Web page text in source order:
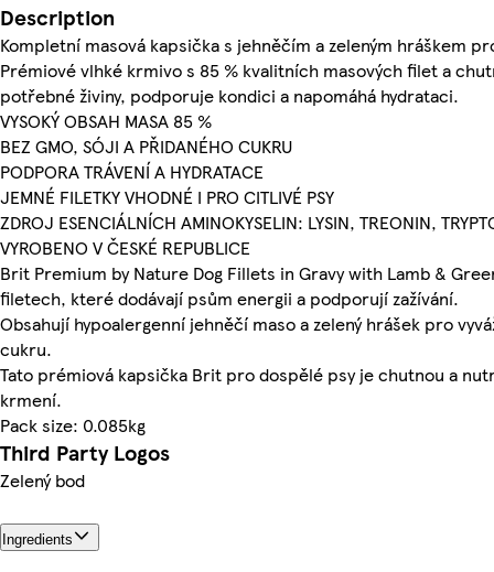
Description
Kompletní masová kapsička s jehněčím a zeleným hráškem
Prémiové vlhké krmivo s 85 % kvalitních masových filet a
potřebné živiny, podporuje kondici a napomáhá hydrataci.
VYSOKÝ OBSAH MASA 85 %
BEZ GMO, SÓJI A PŘIDANÉHO CUKRU
PODPORA TRÁVENÍ A HYDRATACE
JEMNÉ FILETKY VHODNÉ I PRO CITLIVÉ PSY
ZDROJ ESENCIÁLNÍCH AMINOKYSELIN: LYSIN, TREONIN,
VYROBENO V ČESKÉ REPUBLICE
Brit Premium by Nature Dog Fillets in Gravy with Lamb &
filetech, které dodávají psům energii a podporují zažívání.
Obsahují hypoalergenní jehněčí maso a zelený hrášek pro
cukru.
Tato prémiová kapsička Brit pro dospělé psy je chutnou a
krmení.
Pack size: 0.085kg
Third Party Logos
Zelený bod
Ingredients